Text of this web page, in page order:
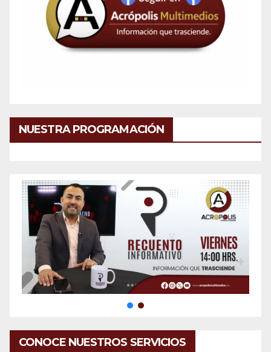
NUESTRA PROGRAMACIÓN
CONOCE NUESTROS SERVICIOS